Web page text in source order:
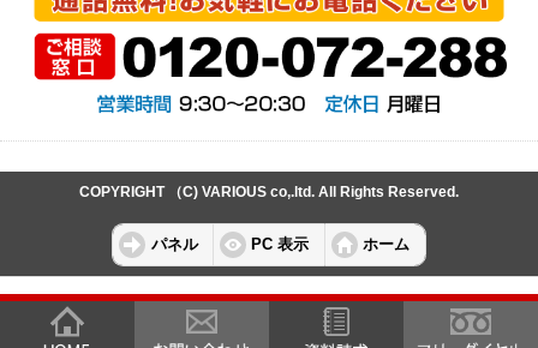
COPYRIGHT （C) VARIOUS co,.ltd. All Rights Reserved.
パネル PC 表示 ホーム